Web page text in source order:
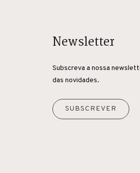
Newsletter
Subscreva a nossa
das novidades.
SUBSCREVER